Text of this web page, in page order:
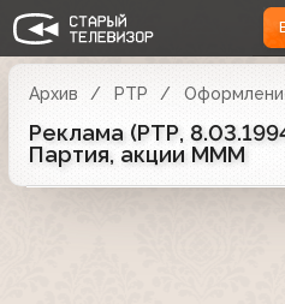
Архив РТР
Реклама (РТР,
Партия, акции МММ